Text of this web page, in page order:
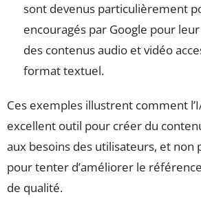
sont devenus particulièrement
encouragés par Google pour
des contenus audio et vidéo
format textuel.
Ces exemples illustrent comment
excellent outil pour créer du
aux besoins des utilisateurs, et non
pour tenter d’améliorer le
de qualité.